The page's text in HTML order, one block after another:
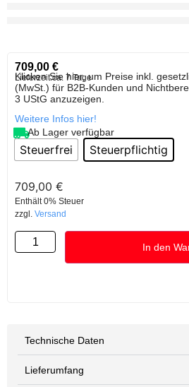
709,00 €
Lieferzeit:ca. 7 Tage
Klicken Sie hier, um Preise inkl.
(MwSt.) für B2B-Kunden und
3 UStG anzuzeigen.
Weitere Infos hier!
Ab Lager verfügbar
Steuerfrei Steuerpflichtig
709,00 €
Enthält 0% Steuer
zzgl. Versand
In den
Technische Daten
Lieferumfang